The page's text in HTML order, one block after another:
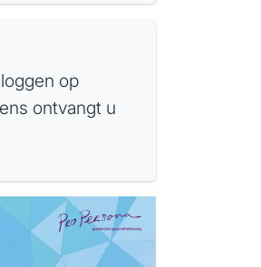
op
ontvangt u